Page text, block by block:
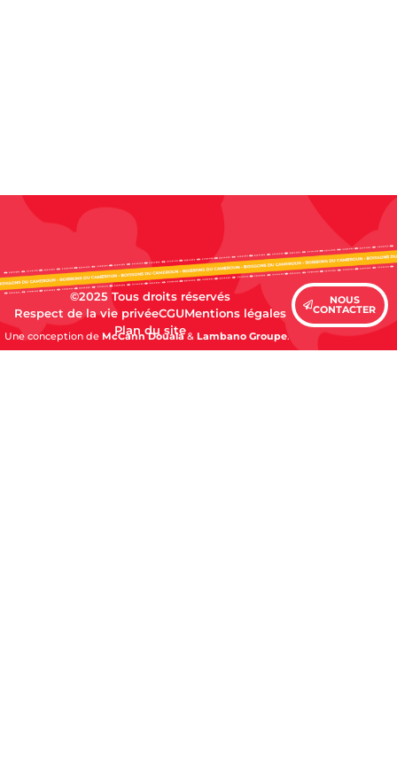
©2025 Tous droits réservés
Respect de la vie privéeCGUMentions légales
Plan du site
NOUS
CONTACTER
Une conception de McCann Douala& Lambano Groupe.